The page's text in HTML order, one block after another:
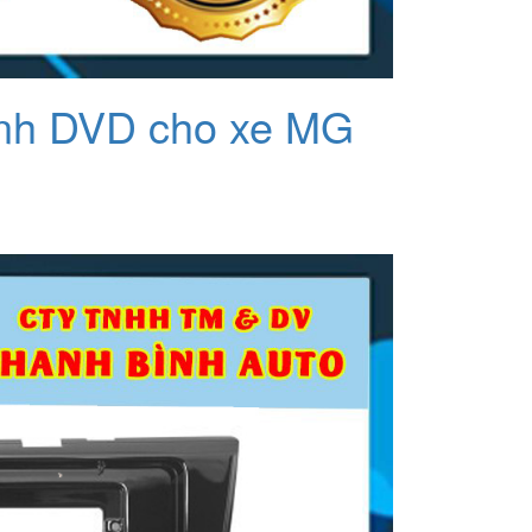
DVD cho xe MG